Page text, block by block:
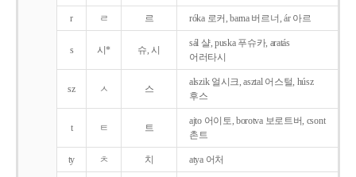
r ㄹ 르 róka 로커, barna 버르너, ár 아르
s 시* 슈, 시
sál 샬, puska 푸슈카, aratás
어러타시
sz ㅅ 스
alszik 얼시크, asztal 어스털, húsz
후스
t ㅌ 트
ajto 어이토, borotva 보로트버, csont
촌트
ty ㅊ 치 atya 어처